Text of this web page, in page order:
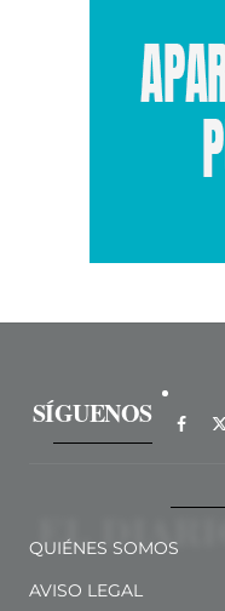
SÍGUENOS
QUIÉNES SOMOS
AVISO LEGAL